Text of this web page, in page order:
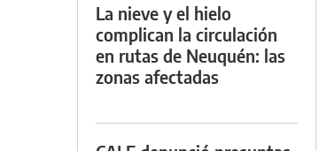
La nieve y el hielo
complican la circulación
en rutas de Neuquén: las
zonas afectadas